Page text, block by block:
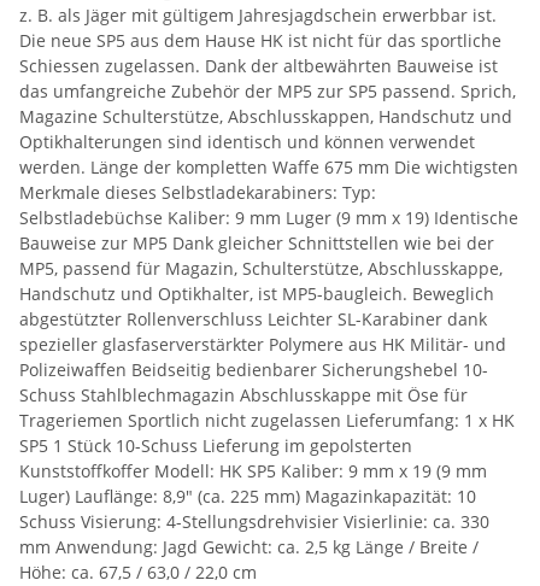
z. B. als Jäger mit gültigem Jahresjagdschein erwerbbar ist.
Die neue SP5 aus dem Hause HK ist nicht für das sportliche
Schiessen zugelassen. Dank der altbewährten Bauweise ist
das umfangreiche Zubehör der MP5 zur SP5 passend. Sprich,
Magazine Schulterstütze, Abschlusskappen, Handschutz und
Optikhalterungen sind identisch und können verwendet
werden. Länge der kompletten Waffe 675 mm Die wichtigsten
Merkmale dieses Selbstladekarabiners: Typ:
Selbstladebüchse Kaliber: 9 mm Luger (9 mm x 19) Identische
Bauweise zur MP5 Dank gleicher Schnittstellen wie bei der
MP5, passend für Magazin, Schulterstütze, Abschlusskappe,
Handschutz und Optikhalter, ist MP5-baugleich. Beweglich
abgestützter Rollenverschluss Leichter SL-Karabiner dank
spezieller glasfaserverstärkter Polymere aus HK Militär- und
Polizeiwaffen Beidseitig bedienbarer Sicherungshebel 10-
Schuss Stahlblechmagazin Abschlusskappe mit Öse für
Trageriemen Sportlich nicht zugelassen Lieferumfang: 1 x HK
SP5 1 Stück 10-Schuss Lieferung im gepolsterten
Kunststoffkoffer Modell: HK SP5 Kaliber: 9 mm x 19 (9 mm
Luger) Lauflänge: 8,9" (ca. 225 mm) Magazinkapazität: 10
Schuss Visierung: 4-Stellungsdrehvisier Visierlinie: ca. 330
mm Anwendung: Jagd Gewicht: ca. 2,5 kg Länge / Breite /
Höhe: ca. 67,5 / 63,0 / 22,0 cm